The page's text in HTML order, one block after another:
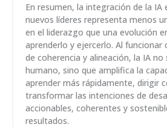
En resumen, la integración de la IA
nuevos líderes representa menos
en el liderazgo que una evolución
aprenderlo y ejercerlo. Al funcionar
de coherencia y alineación, la IA
humano, sino que amplifica la
aprender más rápidamente, dirigir
transformar las intenciones de
accionables, coherentes y
resultados.